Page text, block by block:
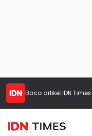
Baca artikel IDN Times